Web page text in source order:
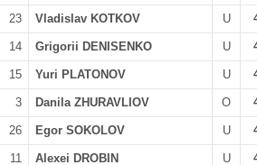
23 Vladislav KOTKOV U
14 Grigorii DENISENKO U
15 Yuri PLATONOV U
3 Danila ZHURAVLIOV O
26 Egor SOKOLOV U
11 Alexei DROBIN U